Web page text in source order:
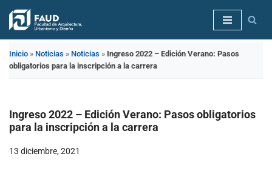
Saltar
contenido
Inicio » Noticias » Noticias » Ingreso 2022 – Edición Verano: Pasos
obligatorios para la inscripción a la carrera
Ingreso 2022 – Edición Verano: Pasos obligatorios
para la inscripción a la carrera
13 diciembre, 2021